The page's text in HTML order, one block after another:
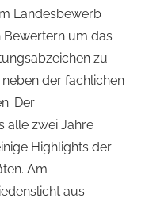
Landesbewerb
Bewertern um das
zu
der fachlichen
Der
alle zwei Jahre
Highlights der
Am
aus